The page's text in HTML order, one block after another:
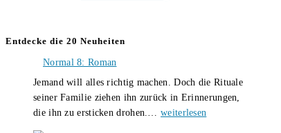
Entdecke die 20 Neuheiten
Normal 8: Roman
Jemand will alles richtig machen. Doch die Rituale
seiner Familie ziehen ihn zurück in Erinnerungen,
die ihn zu ersticken drohen.…Normal
weiterlesen